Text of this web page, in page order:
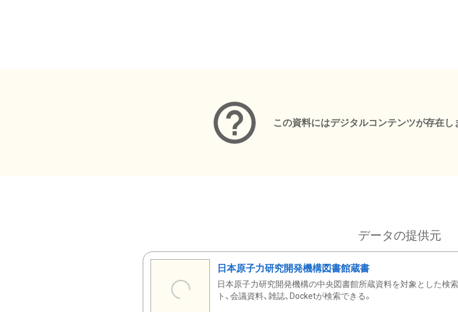
この資料にはデジタルコンテンツが存在し
データの提供元
日本原子力研究開発機構図書館蔵書
日本原子力研究開発機構の中央図書館所蔵資料を対象とした検
ト、会議資料、雑誌、Docketが検索できる。